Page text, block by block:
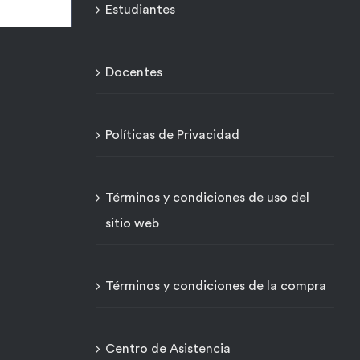
Estudiantes
Docentes
Políticas de Privacidad
Términos y condiciones de uso del
sitio web
Términos y condiciones de la compra
Centro de Asistencia